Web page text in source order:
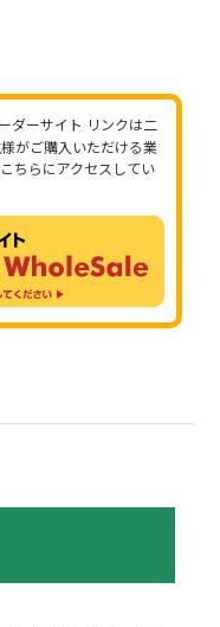
ダーサイト リンクは二
がご購入いただける業
ちらにアクセスしてい